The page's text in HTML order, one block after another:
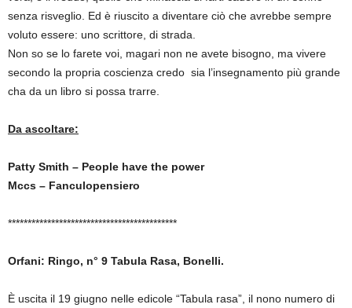
senza risveglio. Ed è riuscito a diventare ciò che avrebbe sempre
voluto essere: uno scrittore, di strada.
Non so se lo farete voi, magari non ne avete bisogno, ma vivere
secondo la propria coscienza credo sia l’insegnamento più grande
cha da un libro si possa trarre.
Da ascoltare:
Patty Smith – People have the power
Mccs – Fanculopensiero
*******************************************
Orfani: Ringo, n° 9 Tabula Rasa, Bonelli.
È uscita il 19 giugno nelle edicole “Tabula rasa”, il nono numero di